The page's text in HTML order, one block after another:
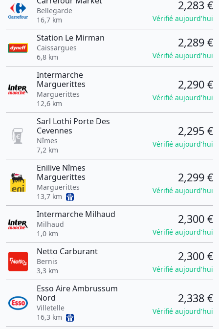
Bellegarde
16,7 km
2,283 €
Vérifié aujourd'hui
Station Le Mirman
Caissargues
6,8 km
2,289 €
Vérifié aujourd'hui
Intermarche
Marguerittes
Marguerittes
12,6 km
2,290 €
Vérifié aujourd'hui
Sarl Lothi Porte Des
Cevennes
Nîmes
7,2 km
2,295 €
Vérifié aujourd'hui
Enilive Nîmes
Marguerittes
Marguerittes
13,7 km
2,299 €
Vérifié aujourd'hui
Intermarche Milhaud
Milhaud
1,0 km
2,300 €
Vérifié aujourd'hui
Netto Carburant
Bernis
3,3 km
2,300 €
Vérifié aujourd'hui
Esso Aire Ambrussum
Nord
Villetelle
16,3 km
2,338 €
Vérifié aujourd'hui